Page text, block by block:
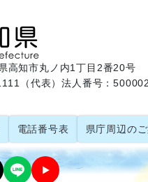
高知市丸ノ内1丁目2番20号
（代表）法人番号：
電話番号表 県庁周辺の